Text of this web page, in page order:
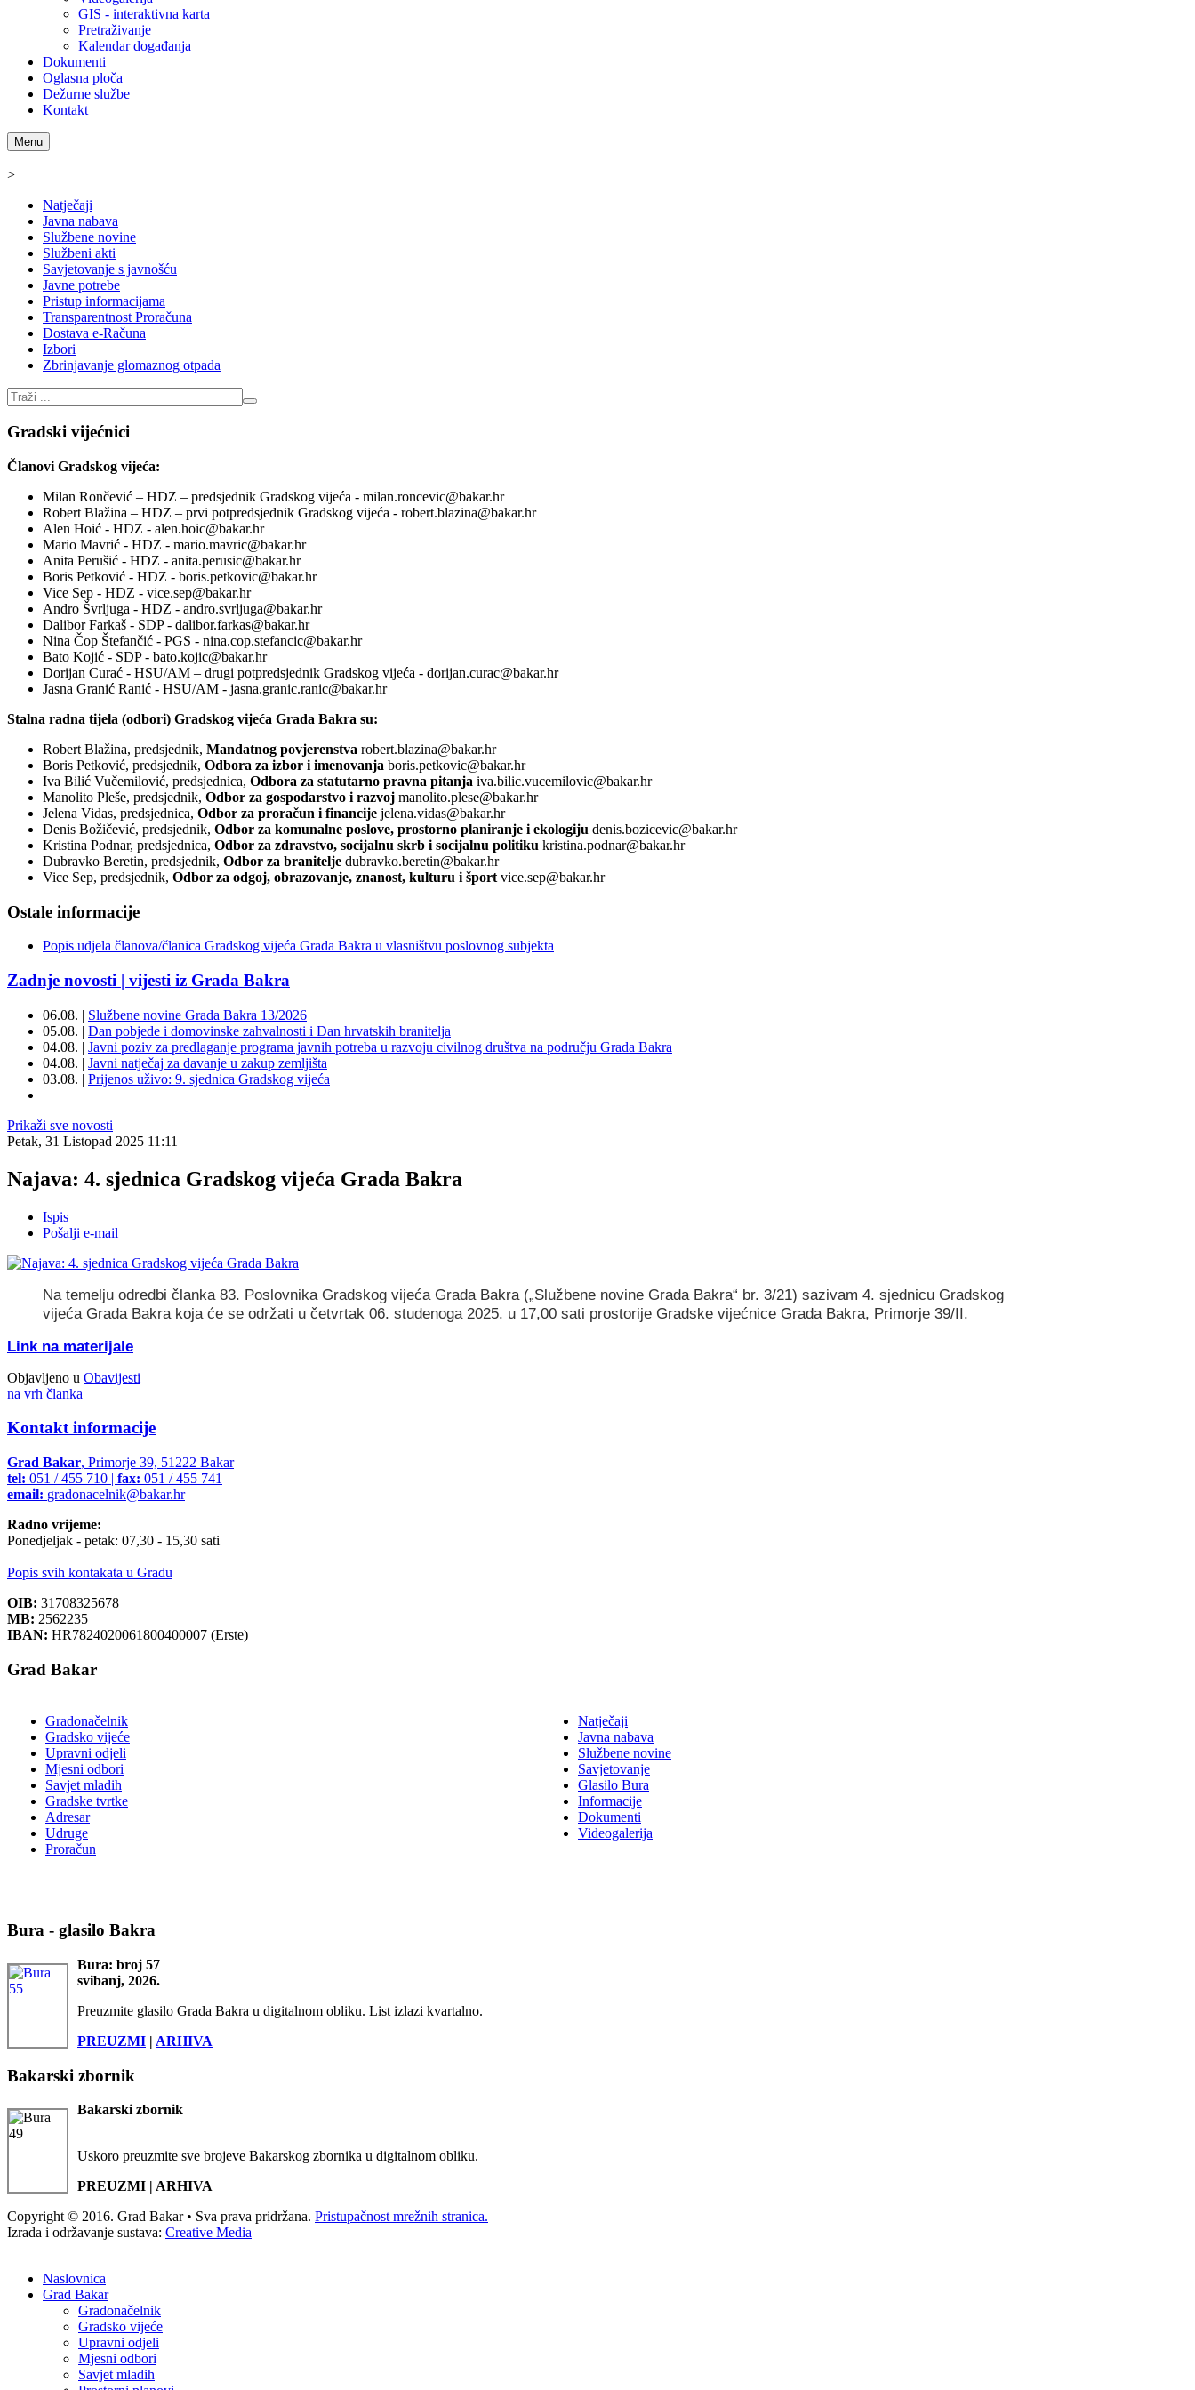
GIS - interaktivna karta
Pretraživanje
Kalendar događanja
Dokumenti
Oglasna ploča
Dežurne službe
Kontakt
Menu
>
Natječaji
Javna nabava
Službene novine
Službeni akti
Savjetovanje s javnošću
Javne potrebe
Pristup informacijama
Transparentnost Proračuna
Dostava e-Računa
Izbori
Zbrinjavanje glomaznog otpada
Gradski vijećnici
Članovi Gradskog vijeća:
Milan Rončević – HDZ – predsjednik Gradskog vijeća - milan.roncevic@bakar.hr
Robert Blažina – HDZ – prvi potpredsjednik Gradskog vijeća - robert.blazina@bakar.hr
Alen Hoić - HDZ - alen.hoic@bakar.hr
Mario Mavrić - HDZ - mario.mavric@bakar.hr
Anita Perušić - HDZ - anita.perusic@bakar.hr
Boris Petković - HDZ - boris.petkovic@bakar.hr
Vice Sep - HDZ - vice.sep@bakar.hr
Andro Švrljuga - HDZ - andro.svrljuga@bakar.hr
Dalibor Farkaš - SDP - dalibor.farkas@bakar.hr
Nina Čop Štefančić - PGS - nina.cop.stefancic@bakar.hr
Bato Kojić - SDP - bato.kojic@bakar.hr
Dorijan Curać - HSU/AM – drugi potpredsjednik Gradskog vijeća - dorijan.curac@bakar.hr
Jasna Granić Ranić - HSU/AM - jasna.granic.ranic@bakar.hr
Stalna radna tijela (odbori) Gradskog vijeća Grada Bakra su:
Robert Blažina, predsjednik, Mandatnog povjerenstva robert.blazina@bakar.hr
Boris Petković, predsjednik, Odbora za izbor i imenovanja boris.petkovic@bakar.hr
Iva Bilić Vučemilović, predsjednica, Odbora za statutarno pravna pitanja iva.bilic.vucemilovic@bakar.hr
Manolito Pleše, predsjednik, Odbor za gospodarstvo i razvoj manolito.plese@bakar.hr
Jelena Vidas, predsjednica, Odbor za proračun i financije jelena.vidas@bakar.hr
Denis Božičević, predsjednik, Odbor za komunalne poslove, prostorno planiranje i ekologiju denis.bozicevic@bakar.hr
Kristina Podnar, predsjednica, Odbor za zdravstvo, socijalnu skrb i socijalnu politiku kristina.podnar@bakar.hr
Dubravko Beretin, predsjednik, Odbor za branitelje dubravko.beretin@bakar.hr
Vice Sep, predsjednik, Odbor za odgoj, obrazovanje, znanost, kulturu i šport vice.sep@bakar.hr
Ostale informacije
Popis udjela članova/članica Gradskog vijeća Grada Bakra u vlasništvu poslovnog subjekta
Zadnje novosti | vijesti iz Grada Bakra
06.08. | Službene novine Grada Bakra 13/2026
05.08. | Dan pobjede i domovinske zahvalnosti i Dan hrvatskih branitelja
04.08. | Javni poziv za predlaganje programa javnih potreba u razvoju civilnog društva na području Grada Bakra
04.08. | Javni natječaj za davanje u zakup zemljišta
03.08. | Prijenos uživo: 9. sjednica Gradskog vijeća
Prikaži sve novosti
Petak, 31 Listopad 2025 11:11
Najava: 4. sjednica Gradskog vijeća Grada Bakra
Ispis
Pošalji e-mail
Na temelju odredbi članka 83. Poslovnika Gradskog vijeća Grada Bakra („Službene novine Grada Bakra“ br. 3/21) sazivam 4. sjednicu Gradskog
vijeća Grada Bakra koja će se održati u četvrtak 06. studenoga 2025. u 17,00 sati prostorije Gradske vijećnice Grada Bakra, Primorje 39/II.
Link na materijale
Objavljeno u Obavijesti
na vrh članka
Kontakt informacije
Grad Bakar, Primorje 39, 51222 Bakar
tel: 051 / 455 710 | fax: 051 / 455 741
email: gradonacelnik@bakar.hr
Radno vrijeme:
Ponedjeljak - petak: 07,30 - 15,30 sati
Popis svih kontakata u Gradu
OIB: 31708325678
MB: 2562235
IBAN: HR7824020061800400007 (Erste)
Grad Bakar
Gradonačelnik
Gradsko vijeće
Upravni odjeli
Mjesni odbori
Savjet mladih
Gradske tvrtke
Adresar
Udruge
Proračun
Natječaji
Javna nabava
Službene novine
Savjetovanje
Glasilo Bura
Informacije
Dokumenti
Videogalerija
Bura - glasilo Bakra
Bura: broj 57
svibanj, 2026.
Preuzmite glasilo Grada Bakra u digitalnom obliku. List izlazi kvartalno.
PREUZMI | ARHIVA
Bakarski zbornik
Bakarski zbornik
Uskoro preuzmite sve brojeve Bakarskog zbornika u digitalnom obliku.
PREUZMI | ARHIVA
Copyright © 2016. Grad Bakar • Sva prava pridržana. Pristupačnost mrežnih stranica.
Izrada i održavanje sustava: Creative Media
Naslovnica
Grad Bakar
Gradonačelnik
Gradsko vijeće
Upravni odjeli
Mjesni odbori
Savjet mladih